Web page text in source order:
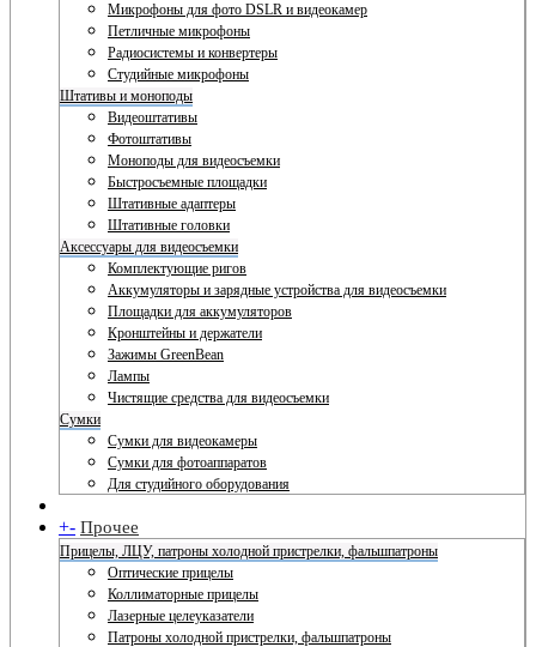
Микрофоны для фото DSLR и видеокамер
Петличные микрофоны
Радиосистемы и конвертеры
Студийные микрофоны
Штативы и моноподы
Видеоштативы
Фотоштативы
Моноподы для видеосъемки
Быстросъемные площадки
Штативные адаптеры
Штативные головки
Аксессуары для видеосъемки
Комплектующие ригов
Аккумуляторы и зарядные устройства для видеосъемки
Площадки для аккумуляторов
Кронштейны и держатели
Зажимы GreenBean
Лампы
Чистящие средства для видеосъемки
Сумки
Сумки для видеокамеры
Сумки для фотоаппаратов
Для студийного оборудования
+- Прочее
Прицелы, ЛЦУ, патроны холодной пристрелки, фальшпатроны
Оптические прицелы
Коллиматорные прицелы
Лазерные целеуказатели
Патроны холодной пристрелки, фальшпатроны